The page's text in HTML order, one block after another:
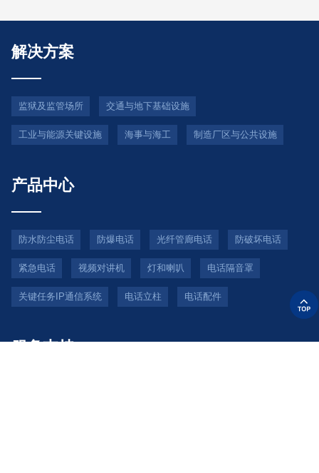
解决方案
监狱及监管场所 交通与地下基础设施
工业与能源关键设施 海事与海工 制造厂区与公共设施
产品中心
防水防尘电话 防爆电话 光纤管廊电话 防破坏电话
紧急电话 视频对讲机 灯和喇叭 电话隔音罩
关键任务IP通信系统 电话立柱 电话配件
服务支持